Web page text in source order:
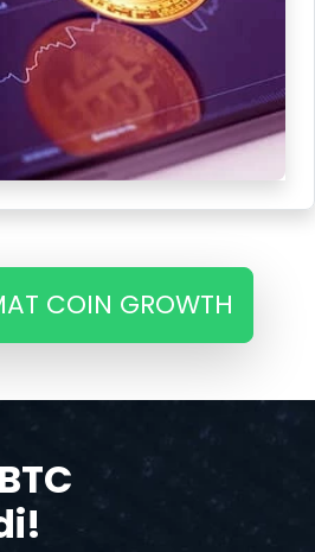
COIN GROWTH